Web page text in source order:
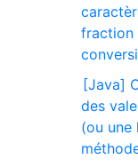
fraction
[Java]
des
(ou une